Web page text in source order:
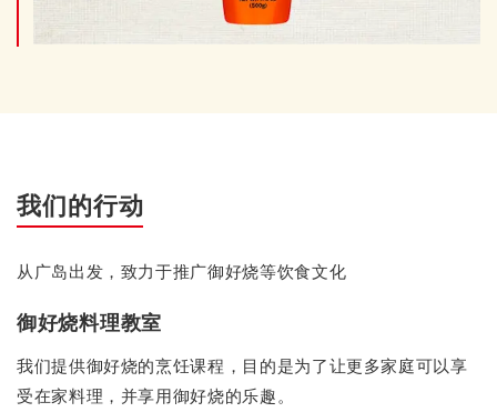
我们的行动
从广岛出发，致力于推广御好烧等饮食文化
御好烧料理教室
我们提供御好烧的烹饪课程，目的是为了让更多家庭可以享
受在家料理，并享用御好烧的乐趣。